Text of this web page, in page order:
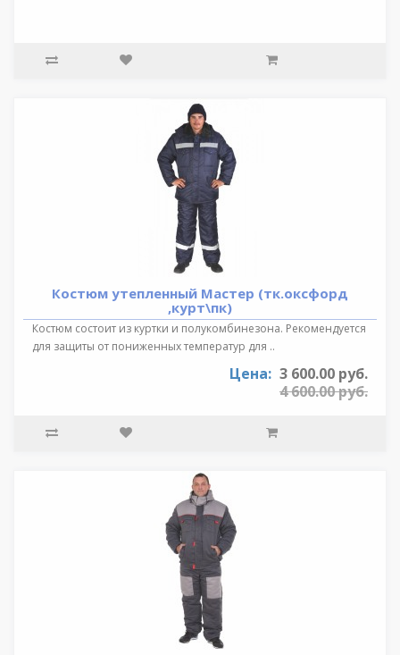
Костюм утепленный Мастер (тк.оксфорд
,курт\пк)
Костюм состоит из куртки и полукомбинезона. Рекомендуется
для защиты от пониженных температур для ..
Цена: 3 600.00 руб.
4 600.00 руб.